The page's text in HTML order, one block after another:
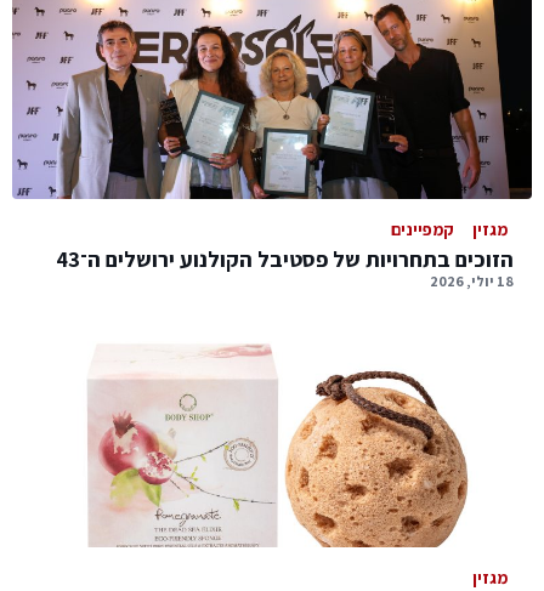
מגזין קמפיינים
הזוכים בתחרויות של פסטיבל הקולנוע ירושלים ה־43
18 יולי, 2026
מגזין